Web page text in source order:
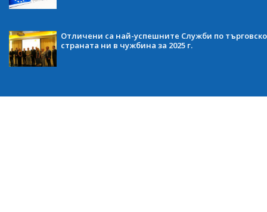
Отличени са най-успешните Служби по
страната ни в чужбина за 2025 г.